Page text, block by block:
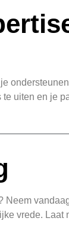
uiten en je
vrede.